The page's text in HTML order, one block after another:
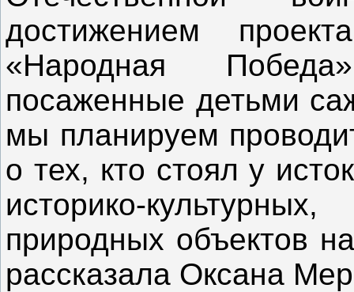
достижением
«Народная
посаженные детьми
мы планируем
о тех, кто стоял у
историко-
природных объектов
рассказала Оксана